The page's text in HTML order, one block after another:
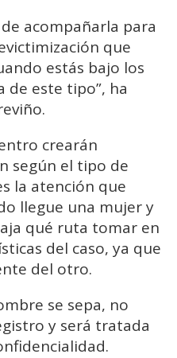
acompañarla para
que
estás bajo los
de este tipo”, ha
crearán
según el tipo de
la atención que
llegue una mujer y
qué ruta tomar en
del caso, ya que
del otro.
se sepa, no
y será tratada